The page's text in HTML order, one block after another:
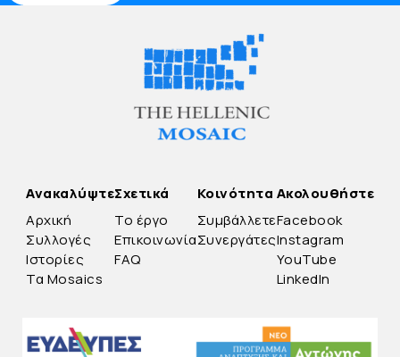
Ανακαλύψτε
Αρχική
Συλλογές
Ιστορίες
Τα Mosaics
Σχετικά
Το έργο
Επικοινωνία
FAQ
Κοινότητα
Συμβάλλετε
Συνεργάτες
Ακολουθήστε
Facebook
Instagram
YouTube
LinkedIn